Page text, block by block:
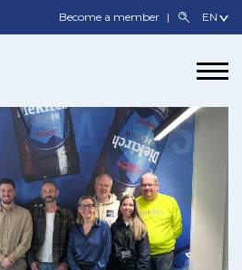
Become a member